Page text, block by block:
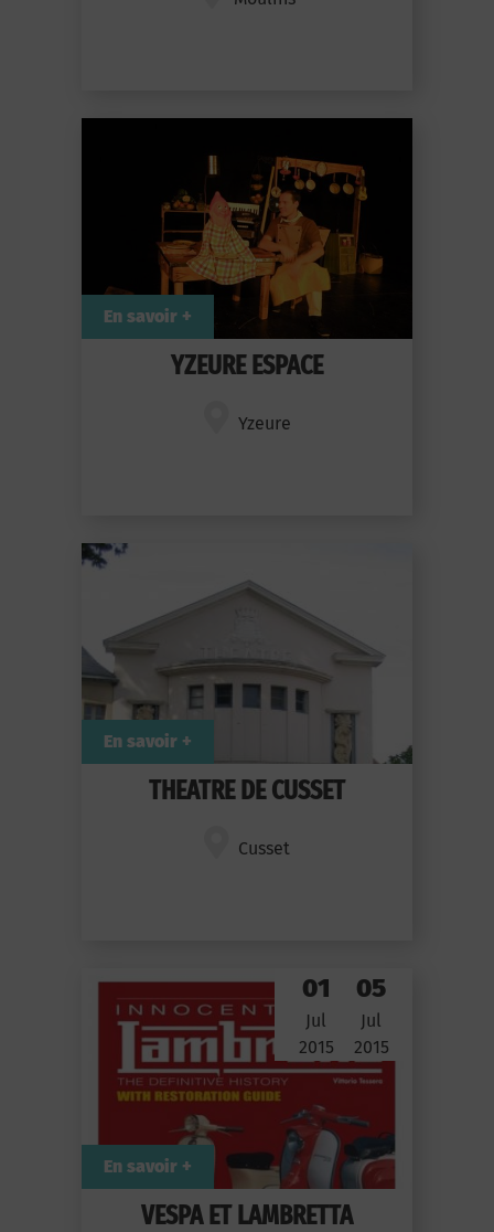
YZEURE ESPACE
Yzeure
En savoir +
THEATRE DE CUSSET
Cusset
En savoir +
VESPA ET LAMBRETTA
01
Jul
2015
05
Jul
2015
En savoir +